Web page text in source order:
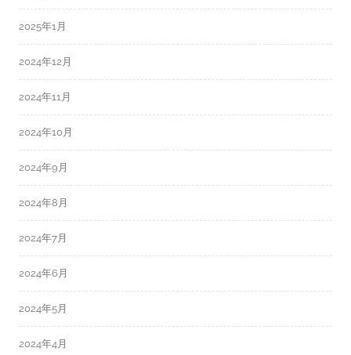
2025年1月
2024年12月
2024年11月
2024年10月
2024年9月
2024年8月
2024年7月
2024年6月
2024年5月
2024年4月